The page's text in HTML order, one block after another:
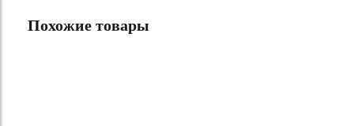
Похожие товары